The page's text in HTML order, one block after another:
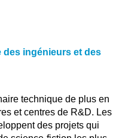
des ingénieurs et des
technique de plus en
et centres de R&D. Les
des projets qui